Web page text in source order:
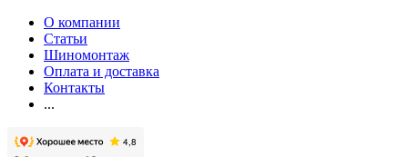
О компании
Статьи
Шиномонтаж
Оплата и доставка
Контакты
...